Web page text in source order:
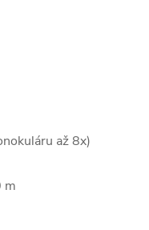
až 8x)
m